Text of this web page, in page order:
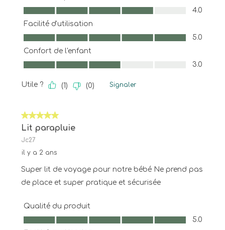
Qualité du produit, 4.0 sur 5
4.0
Facilité d'utilisation
Facilité d'utilisation, 5.0 sur 5
5.0
Confort de l'enfant
Confort de l'enfant, 3.0 sur 5
3.0
Utile ? (1) (0) Signaler
5 sur 5 étoiles.
Lit parapluie
Jc27
il y a 2 ans
Super lit de voyage pour notre bébé Ne prend pas
de place et super pratique et sécurisée
Qualité du produit
Qualité du produit, 5.0 sur 5
5.0